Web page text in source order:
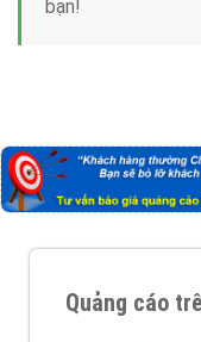
bạn!
Quảng cáo